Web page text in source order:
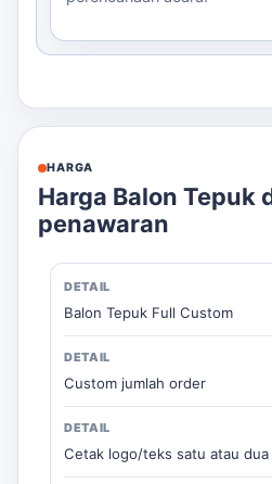
HARGA
Harga Balon Tepuk
penawaran
Balon Tepuk Full Custom
Custom jumlah order
Cetak logo/teks satu atau dua